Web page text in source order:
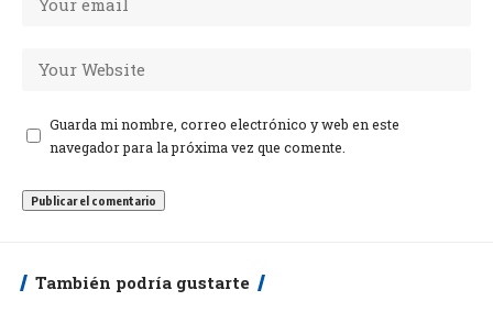
Guarda mi nombre, correo electrónico y web en este
navegador para la próxima vez que comente.
También podría gustarte